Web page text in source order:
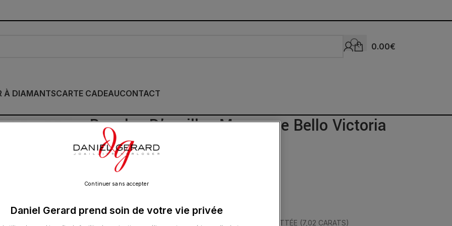
0.00€
À DIAMANTSCARTE CADEAUCONTACT
Boucles D’oreilles Morganne Bello Victoria
Puces Hématite Or Blanc
420.00
PUCES OR BLANC 18 CARATS ET HÉMATITE MULTI-FACETTÉE (7,02 CARATS)
Daniel Gerard prend soin de votre vie privée
Continuer sans accepter